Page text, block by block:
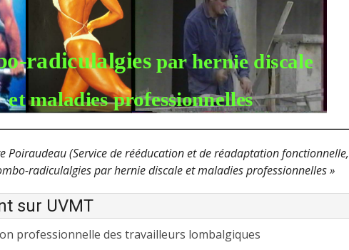
Poiraudeau (Service de rééducation et de réadaptation fonctionnelle,
radiculalgies par hernie discale et maladies professionnelles »
sur UVMT
professionnelle des travailleurs lombalgiques